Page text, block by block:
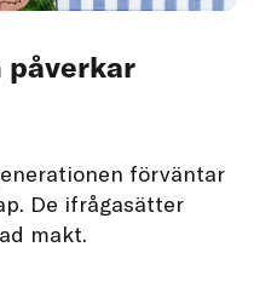
påverkar
förväntar
De ifrågasätter
makt.